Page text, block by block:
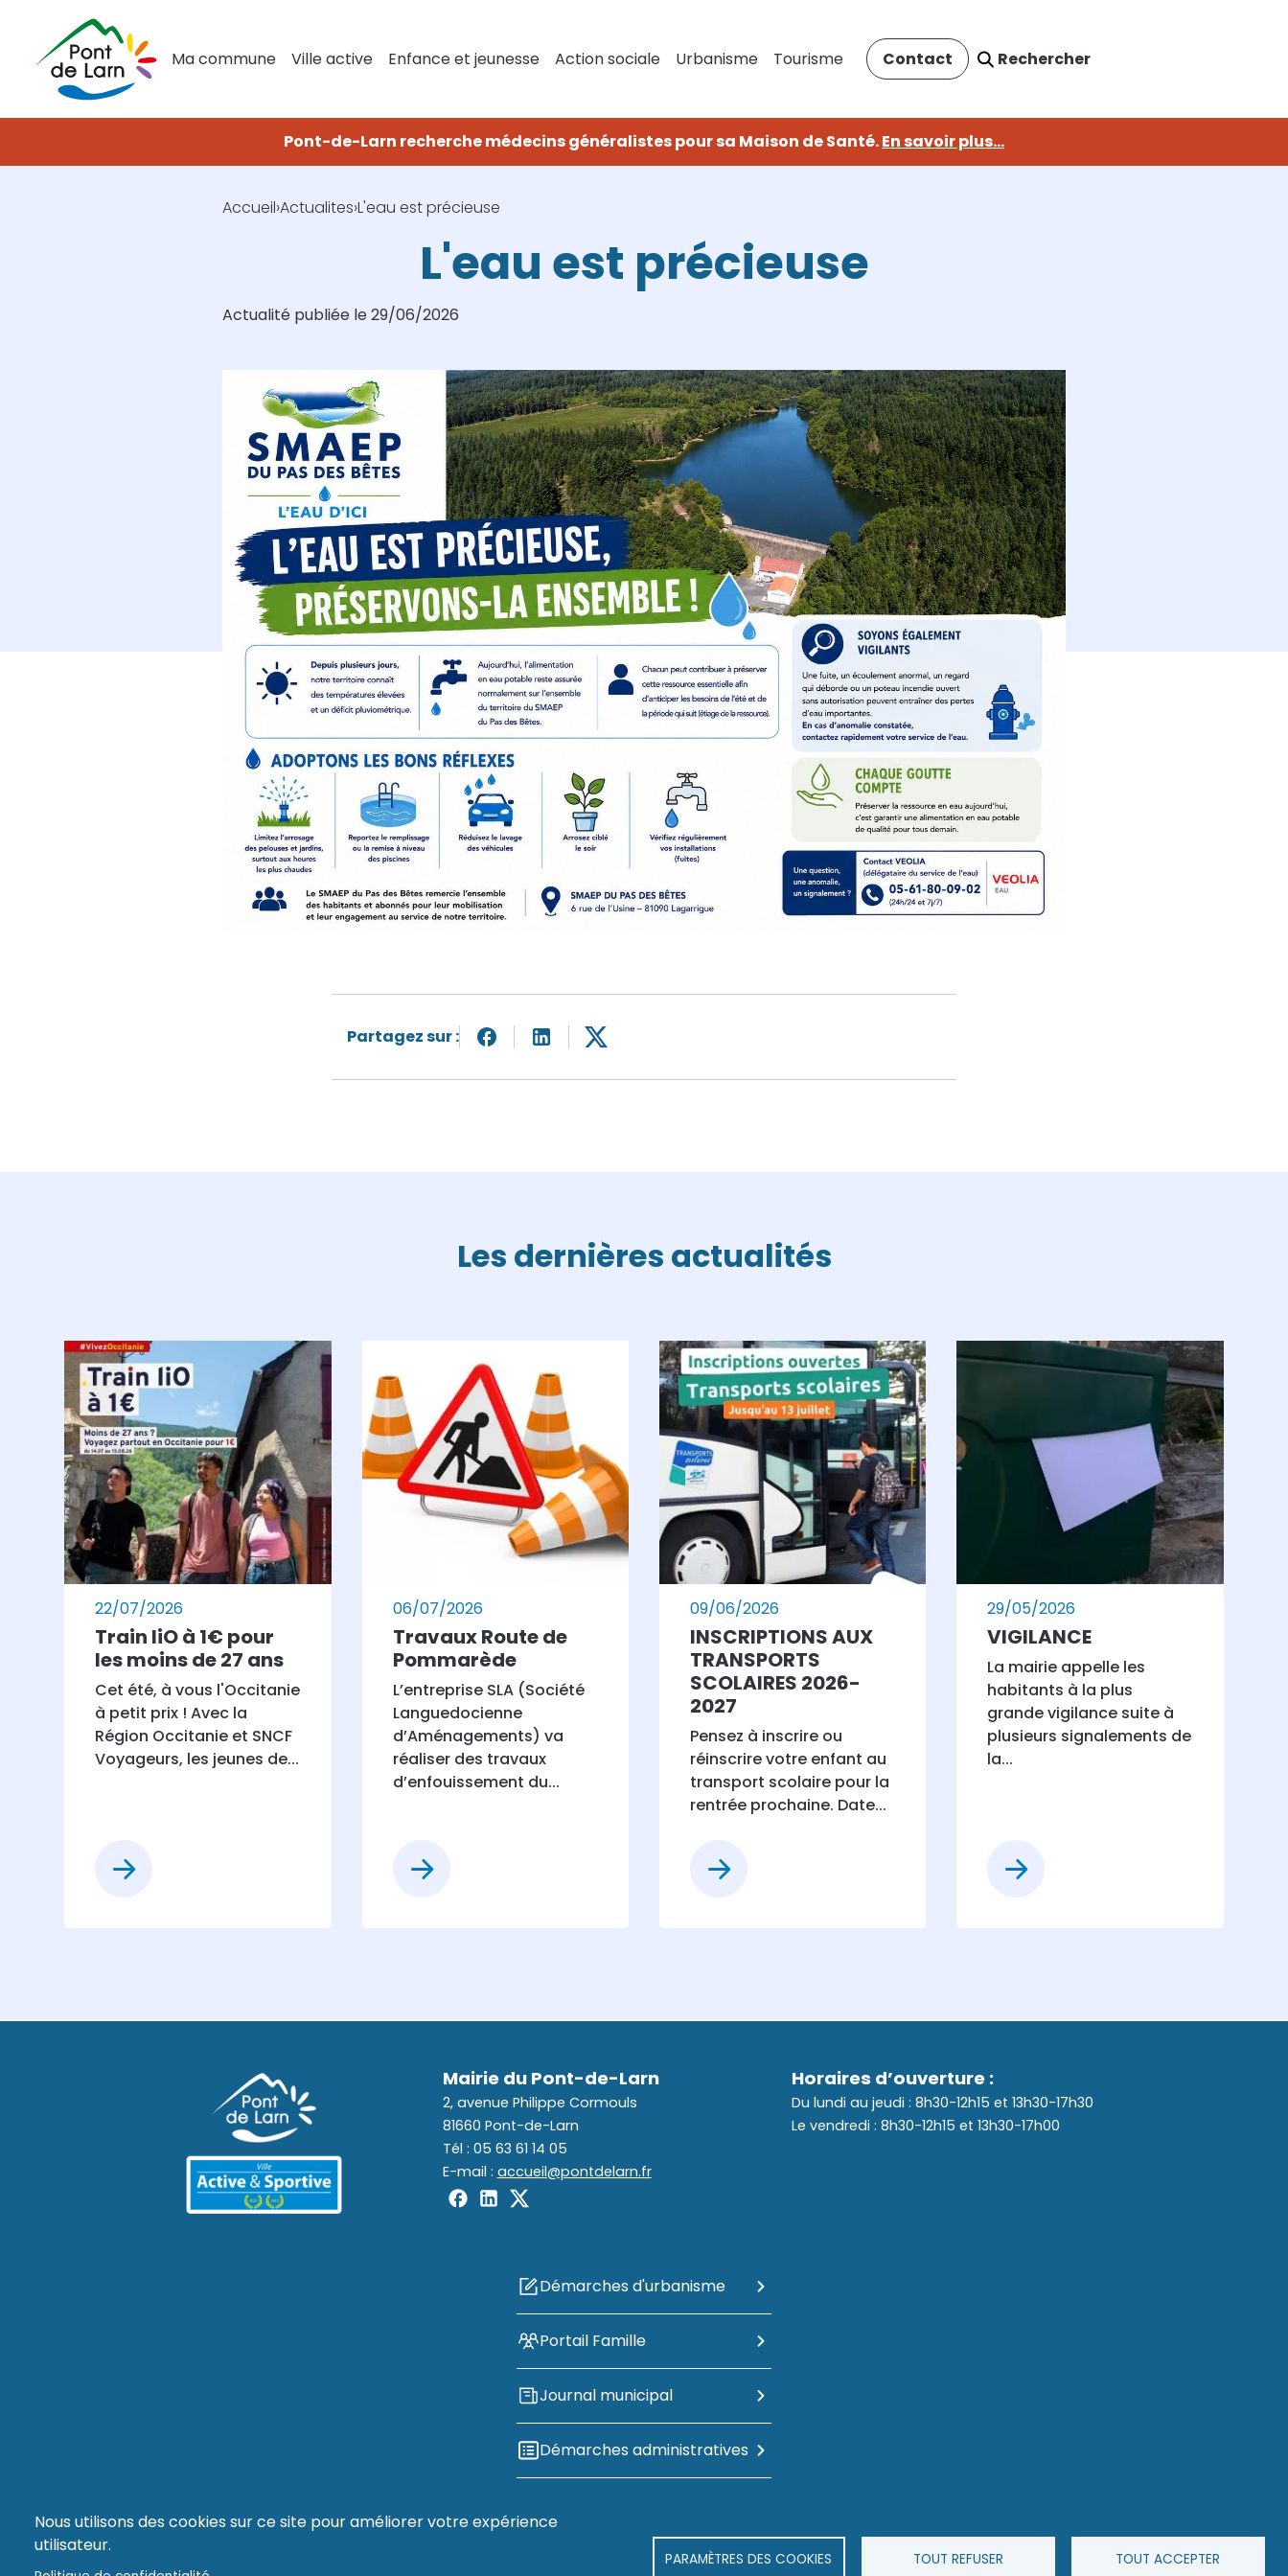
contenu
principal
Ma commune Ville active Enfance et jeunesse Action sociale Urbanisme Tourisme Contact Rechercher
Pont-de-Larn recherche médecins généralistes pour sa Maison de Santé.En savoir plus...
Accueil Actualites L'eau est précieuse
L'eau est précieuse
Actualité publiée le 29/06/2026
Partagez sur :
Les dernières actualités
22/07/2026
Train liO à 1€ pour
les moins de 27 ans
Cet été, à vous l'Occitanie
à petit prix ! Avec la
Région Occitanie et SNCF
Voyageurs, les jeunes de...
06/07/2026
Travaux Route de
Pommarède
L’entreprise SLA (Société
Languedocienne
d’Aménagements) va
réaliser des travaux
d’enfouissement du...
09/06/2026
INSCRIPTIONS AUX
TRANSPORTS
SCOLAIRES 2026-
2027
Pensez à inscrire ou
réinscrire votre enfant au
transport scolaire pour la
rentrée prochaine. Date...
29/05/2026
VIGILANCE
La mairie appelle les
habitants à la plus
grande vigilance suite à
plusieurs signalements de
la...
Nous utilisons des cookies sur ce site pour améliorer votre expérience
utilisateur.
PARAMÈTRES DES COOKIES TOUT REFUSER TOUT ACCEPTER
Mairie du Pont-de-Larn
2, avenue Philippe Cormouls
81660 Pont-de-Larn
Tél : 05 63 61 14 05
E-mail : accueil@pontdelarn.fr
Horaires d’ouverture :
Du lundi au jeudi : 8h30-12h15 et 13h30-17h30
Le vendredi : 8h30-12h15 et 13h30-17h00
Démarches d'urbanisme
Portail Famille
Journal municipal
Démarches administratives
Politique de confidentialité